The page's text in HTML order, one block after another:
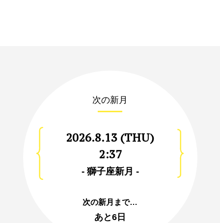
次の新月
2026.8.13 (THU)
2:37
- 獅子座新月 -
次の新月まで…
あと6日